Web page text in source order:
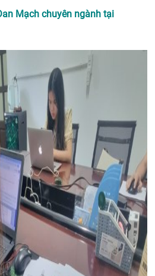
Mạch chuyên ngành tại